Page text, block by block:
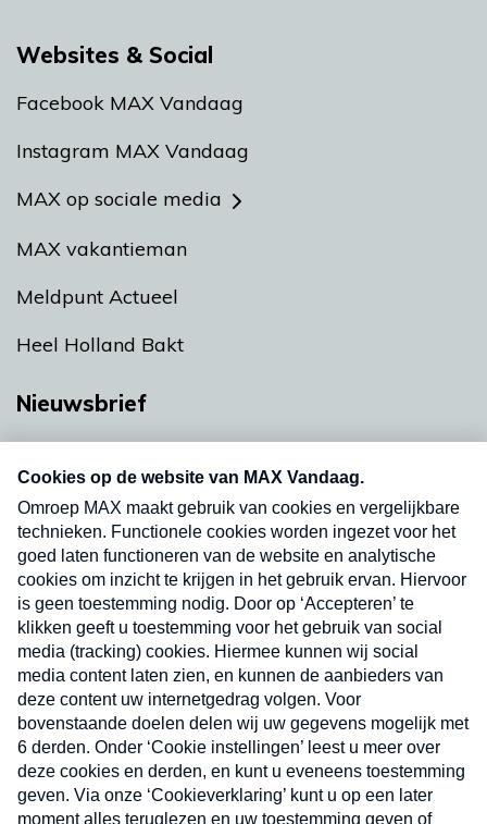
Websites & Social
Facebook MAX Vandaag
Instagram MAX Vandaag
MAX op sociale media
MAX vakantieman
Meldpunt Actueel
Heel Holland Bakt
Nieuwsbrief
nieuwsbrief. Elke vrijdag- en dinsdagochtend in
uw mailbox.
Verzend
Nieuwsbrief
Neem hier een gratis abonnement op onze